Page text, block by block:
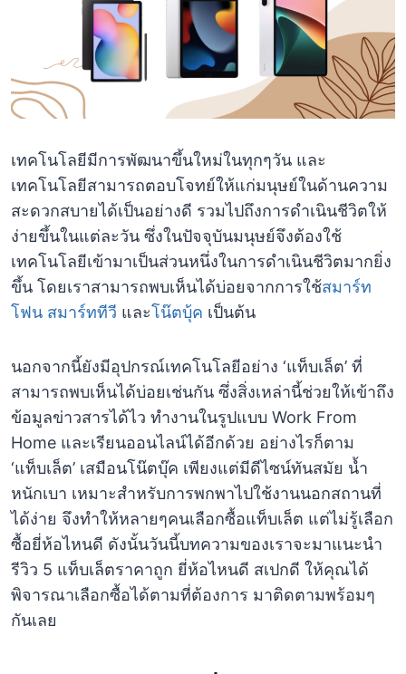
เทคโนโลยีมีการพัฒนาขึ้นใหม่ในทุกๆวัน และ
เทคโนโลยีสามารถตอบโจทย์ให้แก่มนุษย์ในด้านความ
สะดวกสบายได้เป็นอย่างดี รวมไปถึงการดำเนินชีวิตให้
ง่ายขึ้นในแต่ละวัน ซึ่งในปัจจุบันมนุษย์จึงต้องใช้
เทคโนโลยีเข้ามาเป็นส่วนหนึ่งในการดำเนินชีวิตมากยิ่ง
ขึ้น โดยเราสามารถพบเห็นได้บ่อยจากการใช้สมาร์ท
โฟน สมาร์ททีวี และโน๊ตบุ้ค เป็นต้น
นอกจากนี้ยังมีอุปกรณ์เทคโนโลยีอย่าง ‘แท็บเล็ต’ ที่
สามารถพบเห็นได้บ่อยเช่นกัน ซึ่งสิ่งเหล่านี้ช่วยให้เข้าถึง
ข้อมูลข่าวสารได้ไว ทำงานในรูปแบบ Work From
Home และเรียนออนไลน์ได้อีกด้วย อย่างไรก็ตาม
‘แท็บเล็ต’ เสมือนโน๊ตบุ๊ค เพียงแต่มีดีไซน์ทันสมัย น้ำ
หนักเบา เหมาะสำหรับการพกพาไปใช้งานนอกสถานที่
ได้ง่าย จึงทำให้หลายๆคนเลือกซื้อแท็บเล็ต แต่ไม่รู้เลือก
ซื้อยี่ห้อไหนดี ดังนั้นวันนี้บทความของเราจะมาแนะนำ
รีวิว 5 แท็บเล็ตราคาถูก ยี่ห้อไหนดี สเปกดี ให้คุณได้
พิจารณาเลือกซื้อได้ตามที่ต้องการ มาติดตามพร้อมๆ
กันเลย